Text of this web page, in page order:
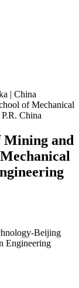
| China
of Mechanical
China
and
Beijing
Engineering